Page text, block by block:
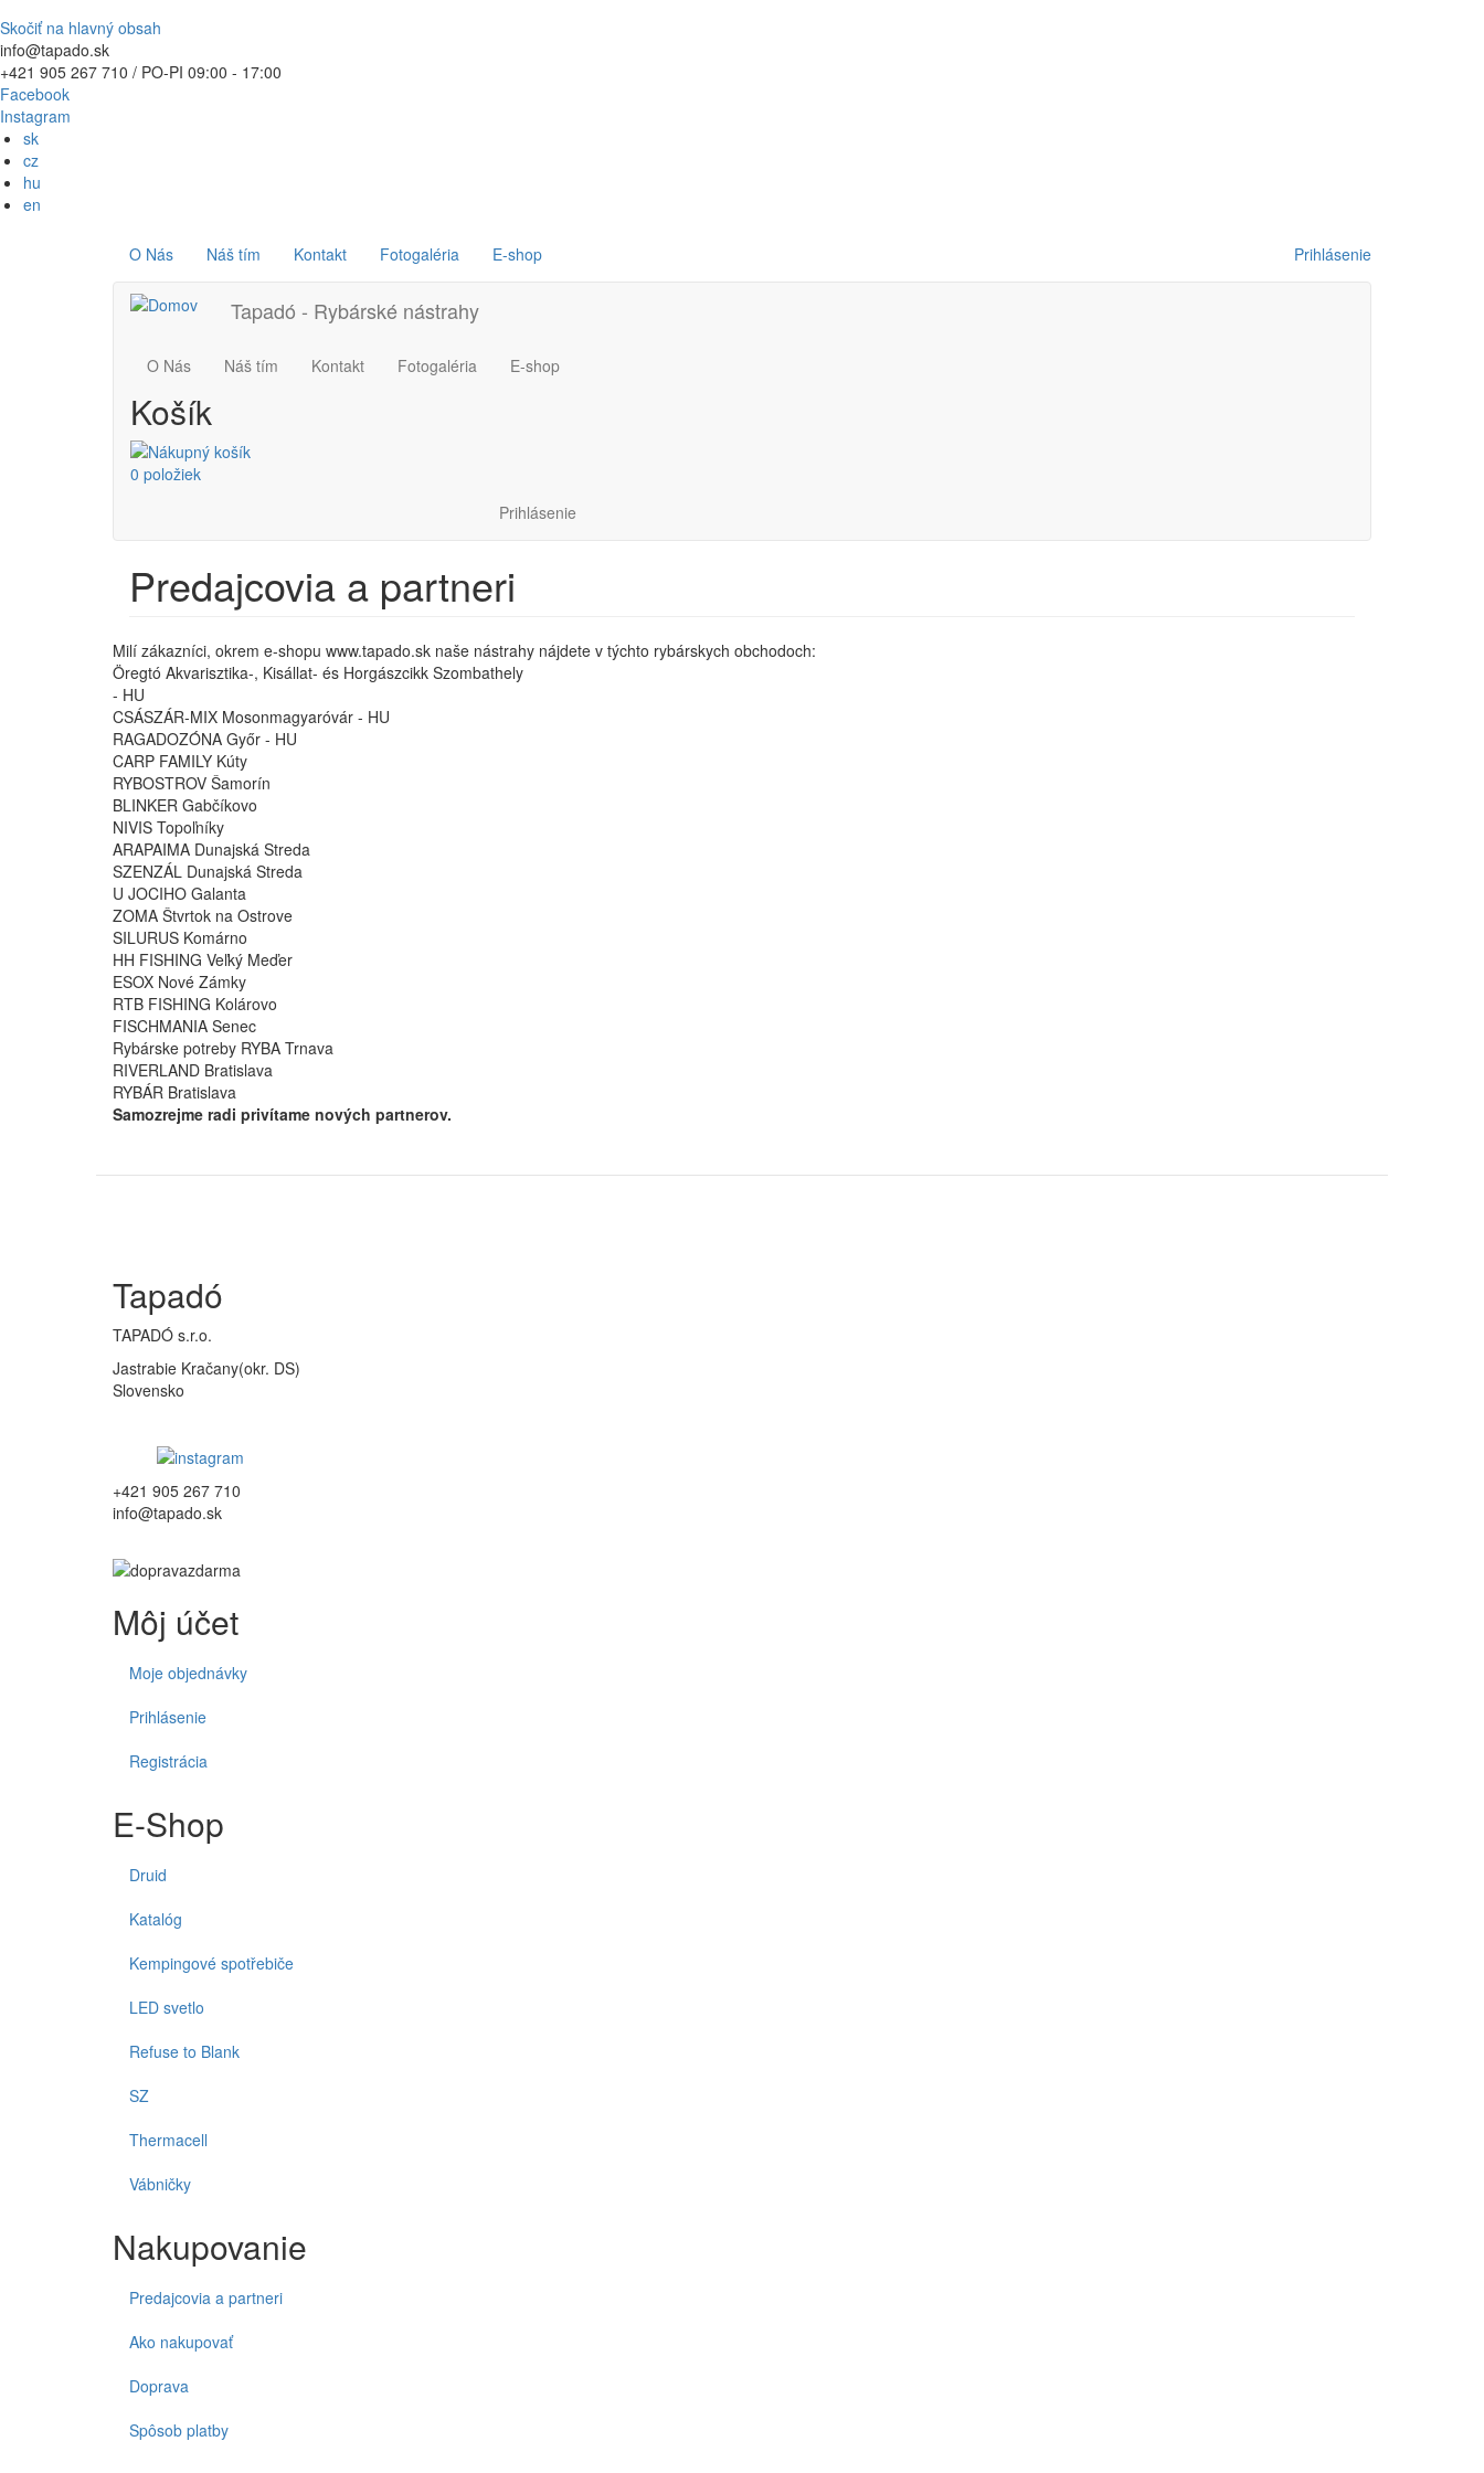
Skočiť na hlavný obsah
info@tapado.sk
+421 905 267 710 / PO-PI 09:00 - 17:00
Facebook
Instagram
sk
cz
hu
en
Používateľské
menu
Prihlásenie
Main
navigation
O Nás Náš tím Kontakt Fotogaléria E-shop
Tapadó - Rybárské nástrahy
Main
navigation
O Nás Náš tím Kontakt Fotogaléria E-shop
Košík
0 položiek
menu
Prihlásenie
Predajcovia a partneri
Milí zákazníci, okrem e-shopu www.tapado.sk naše nástrahy nájdete v týchto rybárskych obchodoch:
Öregtó Akvarisztika-, Kisállat- és Horgászcikk Szombathely
- HU
CSÁSZÁR-MIX Mosonmagyaróvár - HU
RAGADOZÓNA Győr - HU
CARP FAMILY Kúty
RYBOSTROV Šamorín
BLINKER Gabčíkovo
NIVIS Topoľníky
ARAPAIMA Dunajská Streda
SZENZÁL Dunajská Streda
U JOCIHO Galanta
ZOMA Štvrtok na Ostrove
SILURUS Komárno
HH FISHING Veľký Meďer
ESOX Nové Zámky
RTB FISHING Kolárovo
FISCHMANIA Senec
Rybárske potreby RYBA Trnava
RIVERLAND Bratislava
RYBÁR Bratislava
Samozrejme radi privítame nových partnerov.
Tapadó
TAPADÓ s.r.o.
Jastrabie Kračany(okr. DS)
Slovensko
+421 905 267 710
info@tapado.sk
Môj účet
Moje objednávky
Prihlásenie
Registrácia
E-Shop
Druid
Katalóg
Kempingové spotřebiče
LED svetlo
Refuse to Blank
SZ
Thermacell
Vábničky
Nakupovanie
Predajcovia a partneri
Ako nakupovať
Doprava
Spôsob platby